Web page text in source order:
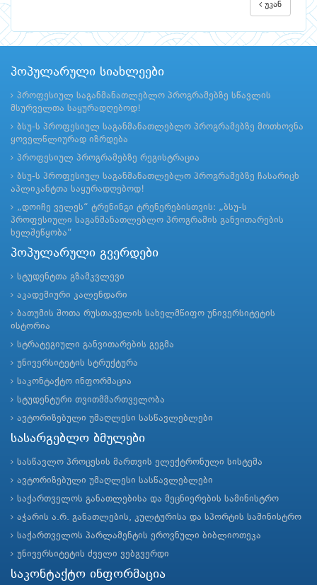
უკან
პოპულარული სიახლეები
პროფესიულ საგანმანათლებლო პროგრამებზე სწავლის
მსურველთა საყურადღებოდ!
ბსუ-ს პროფესიულ საგანმანათლებლო პროგრამებზე მოთხოვნა
ყოველწლიურად იზრდება
პროფესიულ პროგრამებზე რეგისტრაცია
ბსუ-ს პროფესიულ საგანმანათლებლო პროგრამებზე ჩასარიცხ
აპლიკანტთა საყურადღებოდ!
„დოიჩე ველეს“ ტრენინგი ტრენერებისთვის: „ბსუ-ს
პროფესიული საგანმანათლებლო პროგრამის განვითარების
ხელშეწყობა“
პოპულარული გვერდები
სტუდენტთა გზამკვლევი
აკადემიური კალენდარი
ბათუმის შოთა რუსთაველის სახელმწიფო უნივერსიტეტის
ისტორია
სტრატეგიული განვითარების გეგმა
უნივერსიტეტის სტრუქტურა
საკონტაქტო ინფორმაცია
სტუდენტური თვითმმართველობა
ავტორიზებული უმაღლესი სასწავლებლები
სასარგებლო ბმულები
სასწავლო პროცესის მართვის ელექტრონული სისტემა
ავტორიზებული უმაღლესი სასწავლებლები
საქართველოს განათლებისა და მეცნიერების სამინისტრო
აჭარის ა.რ. განათლების, კულტურისა და სპორტის სამინისტრო
საქართველოს პარლამენტის ეროვნული ბიბლიოთეკა
უნივერსიტეტის ძველი ვებგვერდი
საკონტაქტო ინფორმაცია